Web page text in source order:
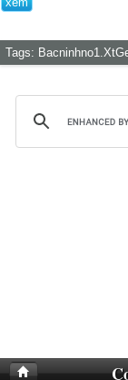
Tags: